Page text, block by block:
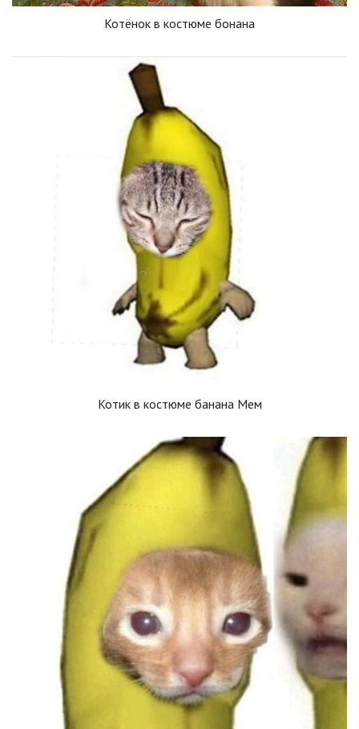
Котёнок в костюме бонана
Котик в костюме банана Мем